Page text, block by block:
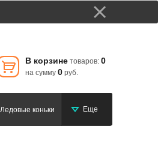
В корзине товаров: 0
на сумму 0 руб.
Ледовые коньки Еще